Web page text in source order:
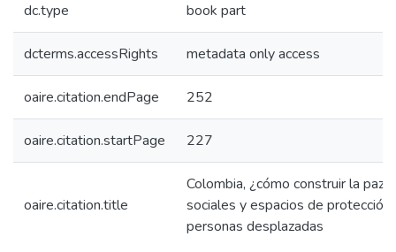
dc.type book part
dcterms.accessRights metadata only access
oaire.citation.endPage 252
oaire.citation.startPage 227
oaire.citation.title
Colombia, ¿cómo construir la
sociales y espacios de protección
personas desplazadas